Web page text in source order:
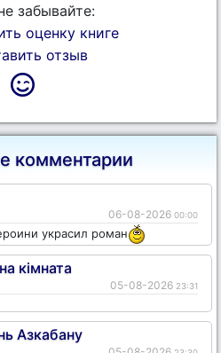
забывайте:
оценку книге
отзыв
комментарии
06-08-2026 00:00
украсил роман
кімната
05-08-2026 23:31
Азкабану